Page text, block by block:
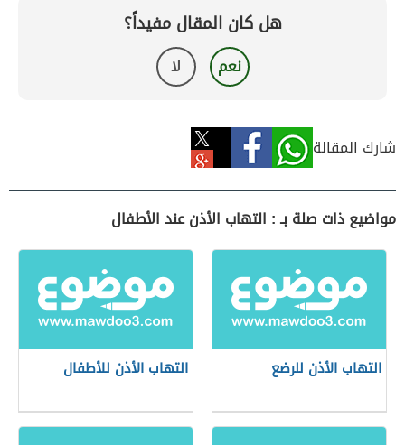
هل كان المقال مفيداً؟
نعم لا
شارك المقالة
مواضيع ذات صلة بـ : التهاب الأذن عند الأطفال
التهاب الأذن للرضع التهاب الأذن للأطفال